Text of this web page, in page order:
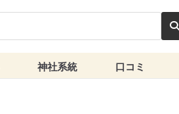
神社系統 口コミ